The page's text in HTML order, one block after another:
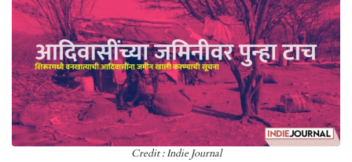
Credit : Indie Journal